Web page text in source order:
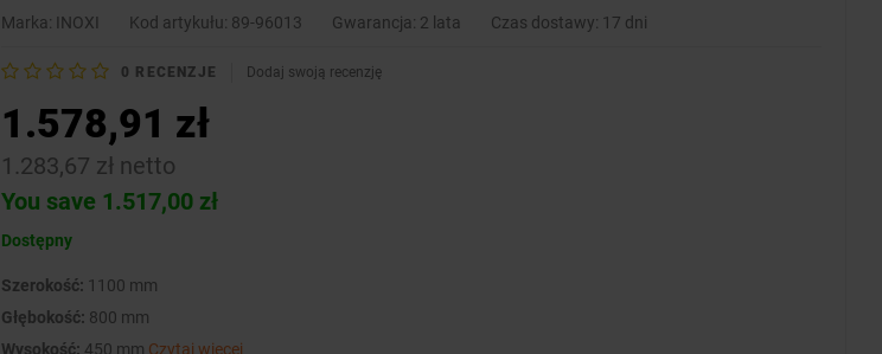
Marka: INOXI Kod artykułu: 89-96013 Gwarancja: 2 lata Czas dostawy: 17 dni
0 RECENZJE Dodaj swoją recenzję
1.578,91 zł
1.283,67 zł netto
You save 1.517,00 zł
Dostępny
Szerokość: 1100 mm
Głębokość: 800 mm
Wysokość: 450 mm Czytaj więcej